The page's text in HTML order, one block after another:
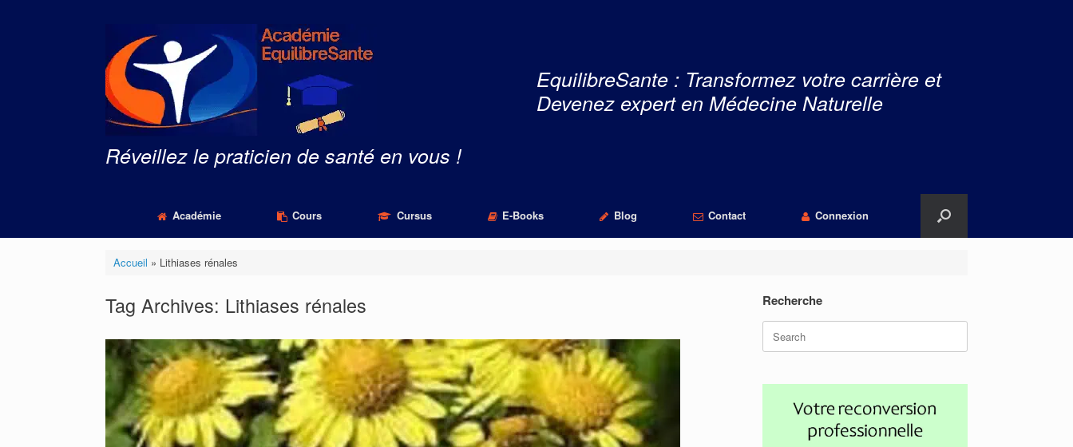
Réveillez le praticien de santé en vous !
EquilibreSante : Transformez votre carrière et
Devenez expert en Médecine Naturelle
Académie Cours Cursus E-Books Blog Contact Connexion
Accueil » Lithiases rénales
Tag Archives: Lithiases rénales Recherche
Search
for: